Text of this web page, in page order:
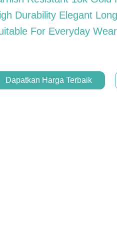
Durability Elegant
For Everyday Wear
Dapatkan Harga Terbaik